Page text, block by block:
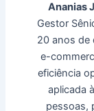
Ananias
Gestor
20 anos de
e-
eficiência
aplicada
pessoas,